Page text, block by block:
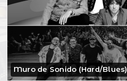
Muro de Sonido (Hard/Blues)